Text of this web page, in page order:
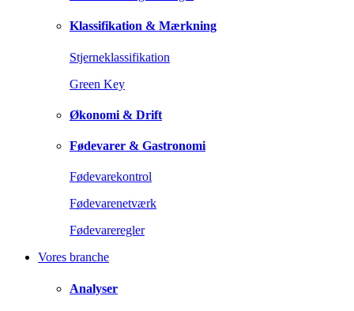
Klassifikation & Mærkning
Stjerneklassifikation
Green Key
Økonomi & Drift
Fødevarer & Gastronomi
Fødevarekontrol
Fødevarenetværk
Fødevareregler
Vores branche
Analyser